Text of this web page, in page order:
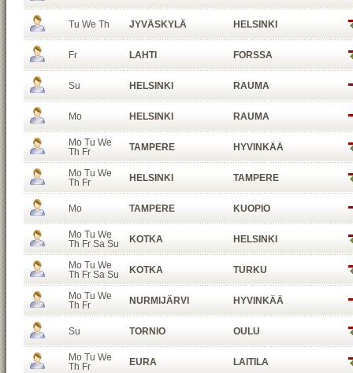
Tu We Th JYVÄSKYLÄ HELSINKI
Fr LAHTI FORSSA
Su HELSINKI RAUMA
Mo HELSINKI RAUMA
Mo Tu We
Th Fr
TAMPERE HYVINKÄÄ
Mo Tu We
Th Fr
HELSINKI TAMPERE
Mo TAMPERE KUOPIO
Mo Tu We
Th Fr Sa Su
KOTKA HELSINKI
Mo Tu We
Th Fr Sa Su
KOTKA TURKU
Mo Tu We
Th Fr
NURMIJÄRVI HYVINKÄÄ
Su TORNIO OULU
Mo Tu We
Th Fr
EURA LAITILA